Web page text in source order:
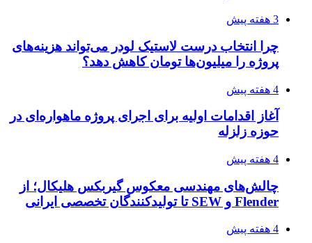
3 هفته پیش
چرا انتخاب درست لاستیک لودر می‌تواند هزینه‌های
پروژه را میلیون‌ها تومان کاهش دهد؟
4 هفته پیش
آغاز اقدامات اولیه برای اجرای پروژه ماهواره‌ای در
حوزه زلزله
4 هفته پیش
چالش‌های مهندسی معکوس گیربکس هلیکال؛ از
Flender و SEW تا تولیدکنندگان تخصصی ایرانی
4 هفته پیش